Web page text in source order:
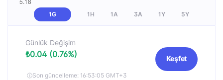
1G 1H 1A 3A 1Y 5Y
Günlük Değişim
₺0.04 (0.76%)
Son güncelleme: 16:53:05 GMT+3
Keşfet